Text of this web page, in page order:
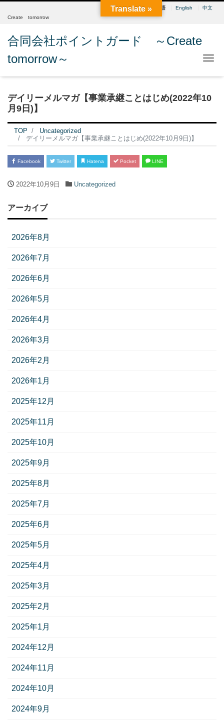
日本語 English
中文
Create tomorrow
合同会社ポイントガード ～Create
tomorrow～
デイリーメルマガ【事業承継ことはじめ(2022年10
月9日)】
TOP
Uncategorized
デイリーメルマガ【事業承継ことはじめ(2022年10月9日)】
Facebook Twitter Hatena Pocket LINE
2022年10月9日 Uncategorized
アーカイブ
2026年8月
2026年7月
2026年6月
2026年5月
2026年4月
2026年3月
2026年2月
2026年1月
2025年12月
2025年11月
2025年10月
2025年9月
2025年8月
2025年7月
2025年6月
2025年5月
2025年4月
2025年3月
2025年2月
2025年1月
2024年12月
2024年11月
2024年10月
2024年9月
Translate »